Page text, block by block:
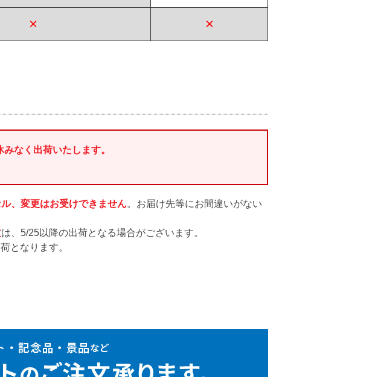
× ×
なく出荷いたします。
、変更はお受けできません。お届け先等にお間違いがない
は、5/25以降の出荷となる場合がございます。
となります。